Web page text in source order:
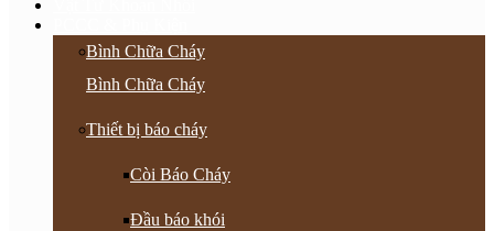
Bình Chữa Cháy
Bình Chữa Cháy
Thiết bị báo cháy
Còi Báo Cháy
Đầu báo khói